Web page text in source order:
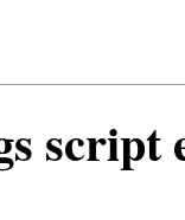
script